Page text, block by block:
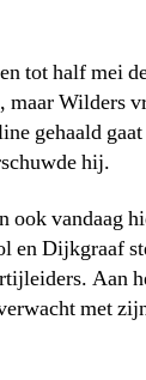
tot half mei
maar Wilders
gehaald
hij.
ook vandaag
en Dijkgraaf
Aan
met